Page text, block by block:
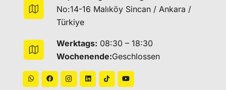
No:14-16 Malıköy Sincan / Ankara /
Türkiye
Werktags: 08:30 – 18:30
Wochenende:Geschlossen